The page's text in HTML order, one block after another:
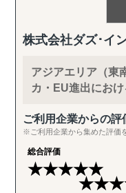
株式会社ダズ･イ
アジアエリア（東
カ・EU進出にお
ご利用企業からの評
※ご利用企業から集めた評価
総合評価
★★★★★
★★★